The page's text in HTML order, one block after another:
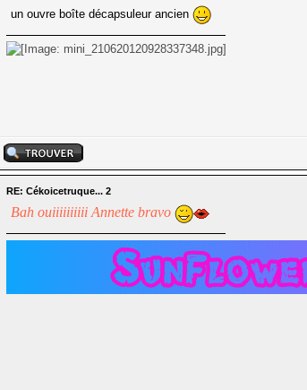
un ouvre boîte décapsuleur ancien
RE: Cékoicetruque... 2
Bah ouiiiiiiiiii Annette bravo